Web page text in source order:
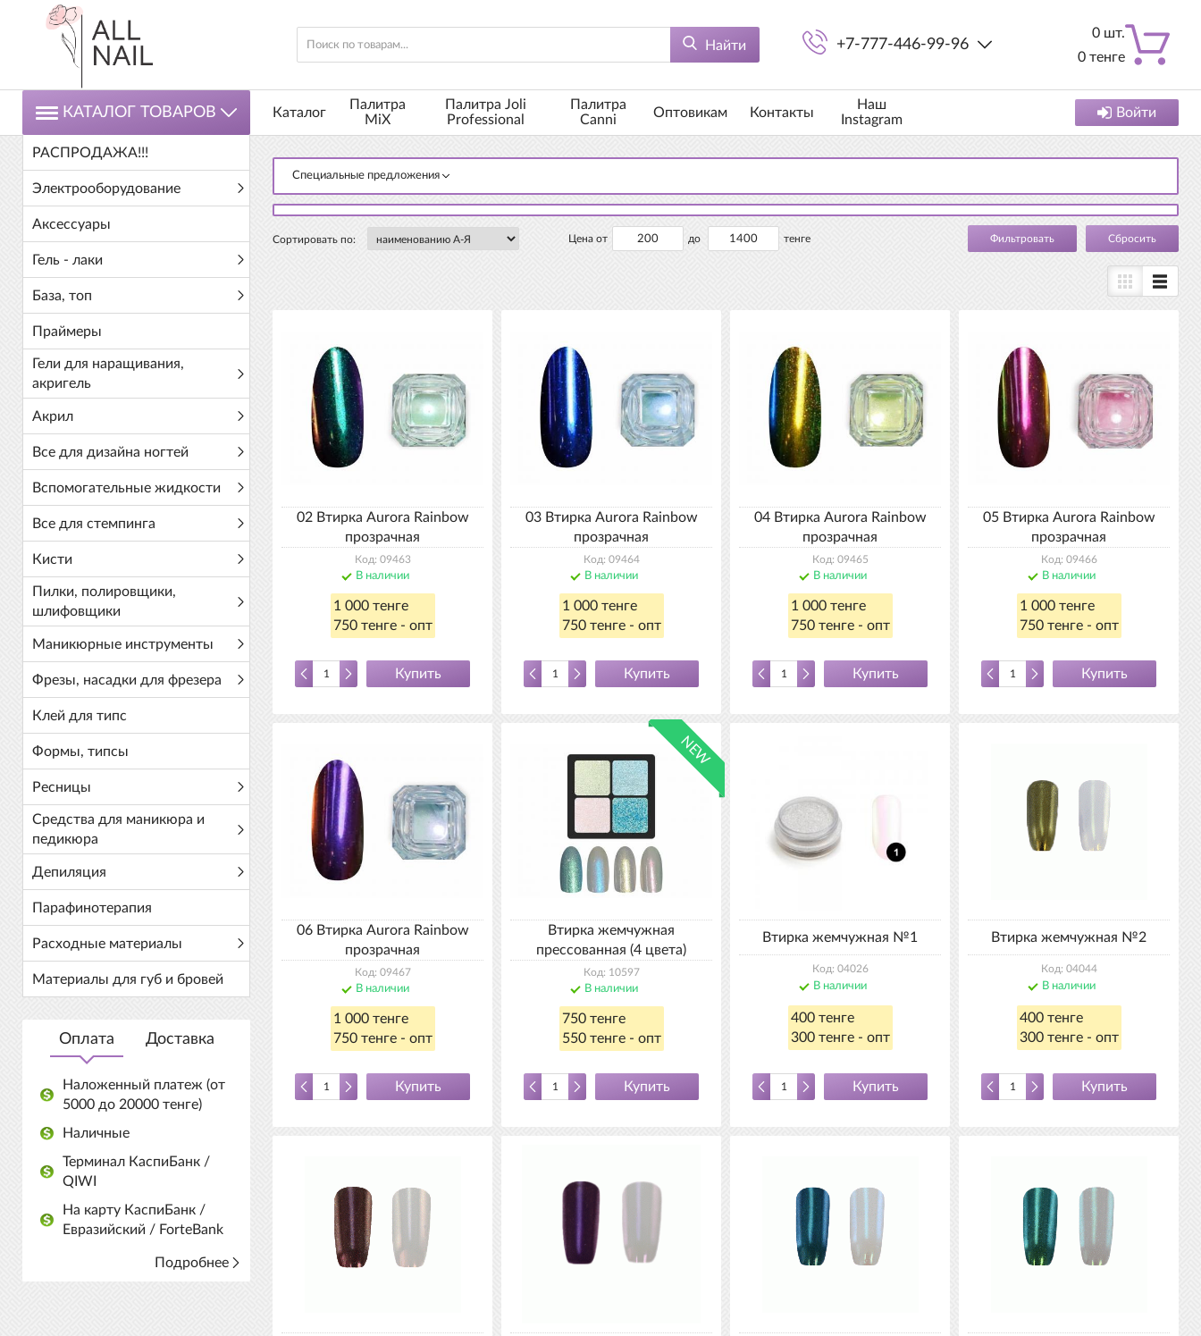
Найти +7-777-446-99-96
0 шт.
0 тенге
КАТАЛОГ ТОВАРОВ
РАСПРОДАЖА!!!
Электрооборудование
Аксессуары
Гель - лаки
База, топ
Праймеры
Гели для наращивания,
акригель
Акрил
Все для дизайна ногтей
Вспомогательные жидкости
Все для стемпинга
Кисти
Пилки, полировщики,
шлифовщики
Маникюрные инструменты
Фрезы, насадки для фрезера
Клей для типс
Формы, типсы
Ресницы
Средства для маникюра и
педикюра
Депиляция
Парафинотерапия
Расходные материалы
Материалы для губ и бровей
Оплата Доставка
Наложенный платеж (от
5000 до 20000 тенге)
Наличные
Терминал КаспиБанк /
QIWI
На карту КаспиБанк /
Евразийский / ForteBank
Подробнее
Каталог
Палитра
MiX
Палитра Joli
Professional
Палитра
Canni
Оптовикам Контакты
Наш
Instagram
Войти
Сортировать по: Цена от до тенге
Специальные предложения
Cбросить
02 Втирка Aurora Rainbow
прозрачная
Код: 09463
В наличии
1 000 тенге
750 тенге - опт
Купить
03 Втирка Aurora Rainbow
прозрачная
Код: 09464
В наличии
1 000 тенге
750 тенге - опт
Купить
04 Втирка Aurora Rainbow
прозрачная
Код: 09465
В наличии
1 000 тенге
750 тенге - опт
Купить
05 Втирка Aurora Rainbow
прозрачная
Код: 09466
В наличии
1 000 тенге
750 тенге - опт
Купить
06 Втирка Aurora Rainbow
прозрачная
Код: 09467
В наличии
1 000 тенге
750 тенге - опт
Купить
NEW
Втирка жемчужная
прессованная (4 цвета)
Код: 10597
В наличии
750 тенге
550 тенге - опт
Купить
Втирка жемчужная №1
Код: 04026
В наличии
400 тенге
300 тенге - опт
Купить
Втирка жемчужная №2
Код: 04044
В наличии
400 тенге
300 тенге - опт
Купить